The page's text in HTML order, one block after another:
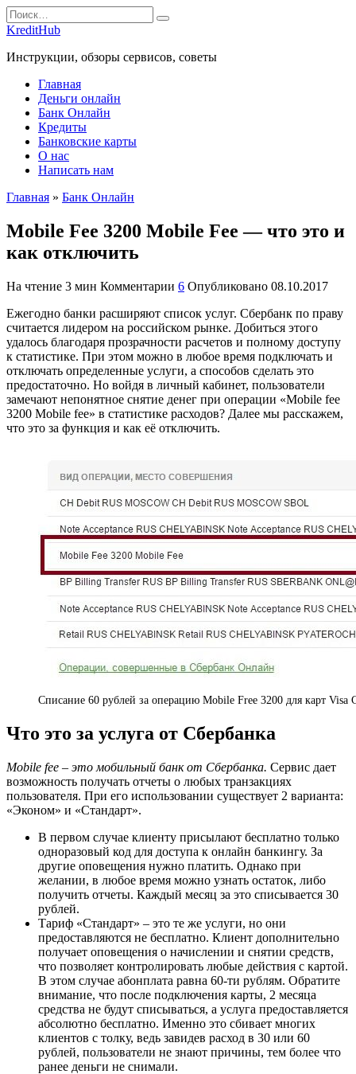
Перейти
к
Search
for:
KreditHub
Инструкции, обзоры сервисов, советы
Главная
Деньги онлайн
Банк Онлайн
Кредиты
Банковские карты
О нас
Написать нам
Главная » Банк Онлайн
Mobile Fee 3200 Mobile Fee — что это и
как отключить
На чтение 3 мин Комментарии 6 Опубликовано 08.10.2017
Ежегодно банки расширяют список услуг. Сбербанк по праву
считается лидером на российском рынке. Добиться этого
удалось благодаря прозрачности расчетов и полному доступу
к статистике. При этом можно в любое время подключать и
отключать определенные услуги, а способов сделать это
предостаточно. Но войдя в личный кабинет, пользователи
замечают непонятное снятие денег при операции «Mobile fee
3200 Mobile fee» в статистике расходов? Далее мы расскажем,
что это за функция и как её отключить.
Списание 60 рублей за операцию Mobile Free 3200 для карт Visa
Что это за услуга от Сбербанка
Mobile fee – это мобильный банк от Сбербанка. Сервис дает
возможность получать отчеты о любых транзакциях
пользователя. При его использовании существует 2 варианта:
«Эконом» и «Стандарт».
В первом случае клиенту присылают бесплатно только
одноразовый код для доступа к онлайн банкингу. За
другие оповещения нужно платить. Однако при
желании, в любое время можно узнать остаток, либо
получить отчеты. Каждый месяц за это списывается 30
рублей.
Тариф «Стандарт» – это те же услуги, но они
предоставляются не бесплатно. Клиент дополнительно
получает оповещения о начислении и снятии средств,
что позволяет контролировать любые действия с картой.
В этом случае абонплата равна 60-ти рублям. Обратите
внимание, что после подключения карты, 2 месяца
средства не будут списываться, а услуга предоставляется
абсолютно бесплатно. Именно это сбивает многих
клиентов с толку, ведь завидев расход в 30 или 60
рублей, пользователи не знают причины, тем более что
ранее деньги не снимали.